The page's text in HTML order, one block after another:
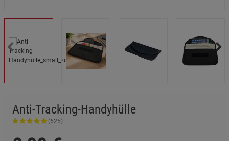
Anti-Tracking-Handyhülle
(625)